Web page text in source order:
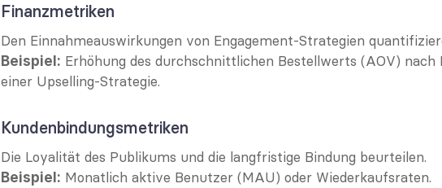
Finanzmetriken
Den Einnahmeauswirkungen von Engagement-Strategien
Beispiel: Erhöhung des durchschnittlichen Bestellwerts (AOV)
einer Upselling-Strategie.
Kundenbindungsmetriken
Die Loyalität des Publikums und die langfristige Bindung beurteilen.
Beispiel: Monatlich aktive Benutzer (MAU) oder Wiederkaufsraten.